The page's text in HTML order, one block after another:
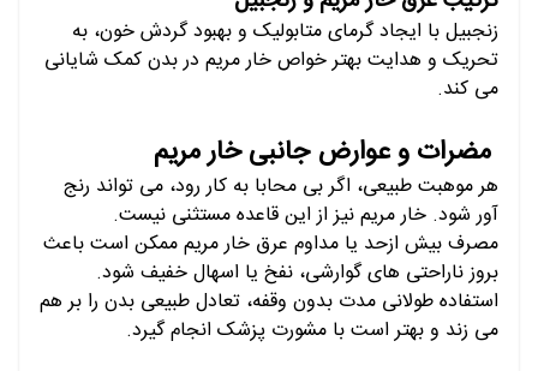
زنجبیل با ایجاد گرمای متابولیک و بهبود گردش خون، به
تحریک و هدایت بهتر خواص خار مریم در بدن کمک شایانی
می کند.
مضرات و عوارض جانبی خار مریم
هر موهبت طبیعی، اگر بی محابا به کار رود، می تواند رنج
آور شود. خار مریم نیز از این قاعده مستثنی نیست.
مصرف بیش ازحد یا مداوم عرق خار مریم ممکن است باعث
بروز ناراحتی های گوارشی، نفخ یا اسهال خفیف شود.
استفاده طولانی مدت بدون وقفه، تعادل طبیعی بدن را بر هم
می زند و بهتر است با مشورت پزشک انجام گیرد.